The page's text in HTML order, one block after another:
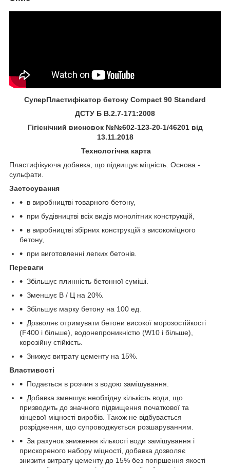
СуперПластифікатор бетону Compact 90 Standard
ДСТУ Б В.2.7-171:2008
Гігієнічний висновок №№602-123-20-1/46201 від
13.11.2018
Технологічна карта
Пластифікуюча добавка, що підвищує міцність. Основа -
сульфати.
Застосування
в виробництві товарного бетону,
при будівництві всіх видів монолітних конструкцій,
в виробництві збірних конструкцій з високоміцного
бетону,
при виготовленні легких бетонів.
Переваги
Збільшує плинність бетонної суміші.
Зменшує В / Ц на 20%.
Збільшує марку бетону на 100 ед.
Дозволяє отримувати бетони високої морозостійкості
(F400 і більше), водонепроникністю (W10 і більше),
корозійну стійкість.
Знижує витрату цементу на 15%.
Властивості
Подається в розчин з водою замішування.
Добавка зменшує необхідну кількість води, що
призводить до значного підвищення початкової та
кінцевої міцності виробів. Також не відбувається
розрідження, що супроводжується розшаруванням.
За рахунок зниження кількості води замішування і
прискореного набору міцності, добавка дозволяє
знизити витрату цементу до 15% без погіршення якості